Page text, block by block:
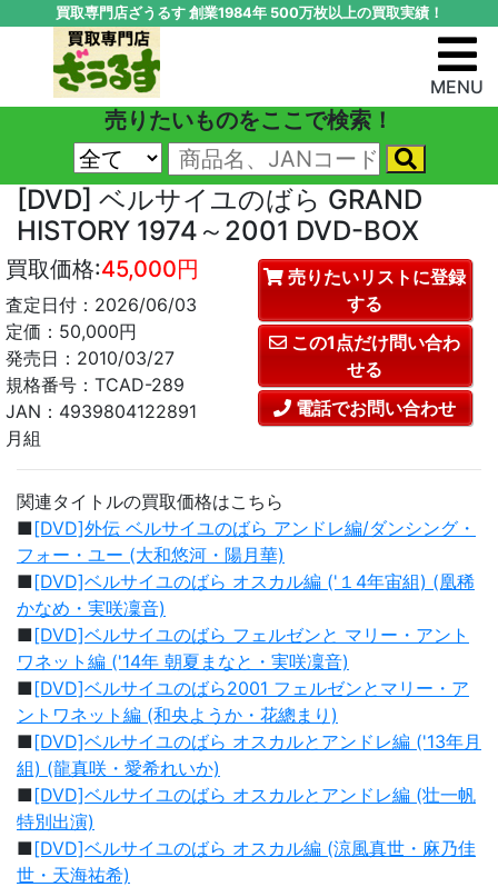
買取専門店ざうるす 創業1984年 500万枚以上の買取実績！
MENU
売りたいものをここで検索！
[DVD] ベルサイユのばら GRAND
HISTORY 1974～2001 DVD-BOX
買取価格:45,000円
査定日付：2026/06/03
定価：50,000円
発売日：2010/03/27
規格番号：TCAD-289
JAN：4939804122891
月組
売りたいリストに登録
する
この1点だけ問い合わ
せる
電話でお問い合わせ
関連タイトルの買取価格はこちら
■[DVD]外伝 ベルサイユのばら アンドレ編/ダンシング・
フォー・ユー (大和悠河・陽月華)
■[DVD]ベルサイユのばら オスカル編 ('１4年宙組) (凰稀
かなめ・実咲凜音)
■[DVD]ベルサイユのばら フェルゼンと マリー・アント
ワネット編 ('14年 朝夏まなと・実咲凜音)
■[DVD]ベルサイユのばら2001 フェルゼンとマリー・ア
ントワネット編 (和央ようか・花總まり)
■[DVD]ベルサイユのばら オスカルとアンドレ編 ('13年月
組) (龍真咲・愛希れいか)
■[DVD]ベルサイユのばら オスカルとアンドレ編 (壮一帆
特別出演)
■[DVD]ベルサイユのばら オスカル編 (涼風真世・麻乃佳
世・天海祐希)